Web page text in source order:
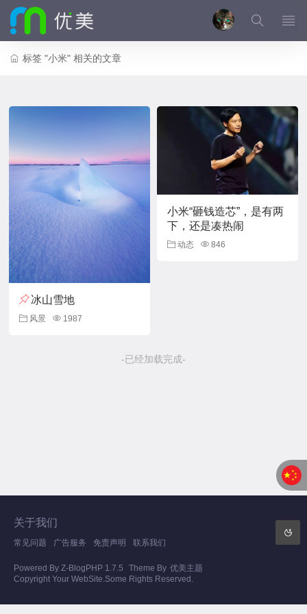
标签 "小米" 相关的文章
冰山雪地
风景 1987
小米“砸钱造芯”，是有两
下，还是凑热闹
动态 846
-已经加载完成-
关于我们
常见问题 广告服务 免责声明 联系我们
Powered By Z-BlogPHP 1.7.5 Theme By 优美主题
Copyright Your WebSite.Some Rights Reserved.